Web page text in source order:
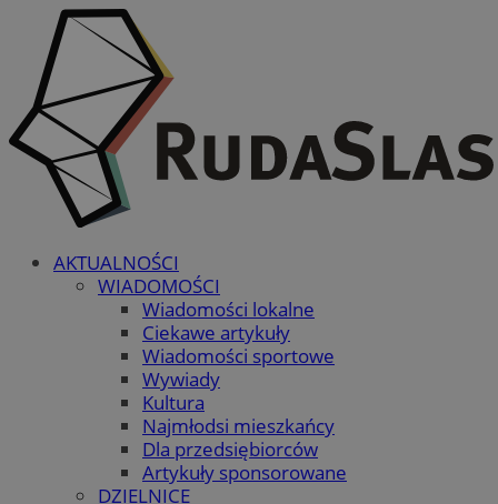
AKTUALNOŚCI
WIADOMOŚCI
Wiadomości lokalne
Ciekawe artykuły
Wiadomości sportowe
Wywiady
Kultura
Najmłodsi mieszkańcy
Dla przedsiębiorców
Artykuły sponsorowane
DZIELNICE